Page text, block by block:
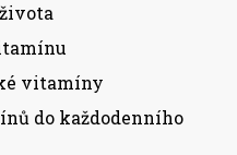
vitamíny
do každodenního